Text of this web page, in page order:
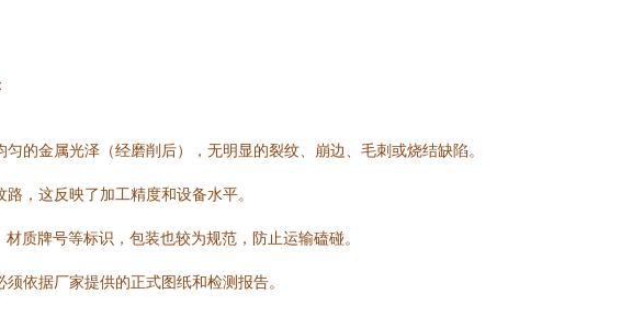
匀的金属光泽（经磨削后），无明显的裂纹、崩边、毛刺或烧结缺陷。
，这反映了加工精度和设备水平。
质牌号等标识，包装也较为规范，防止运输磕碰。
依据厂家提供的正式图纸和检测报告。